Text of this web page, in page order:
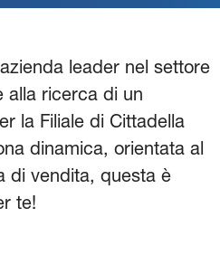
leader nel settore
alla ricerca di un
la Filiale di Cittadella
dinamica, orientata al
di vendita, questa è
te!